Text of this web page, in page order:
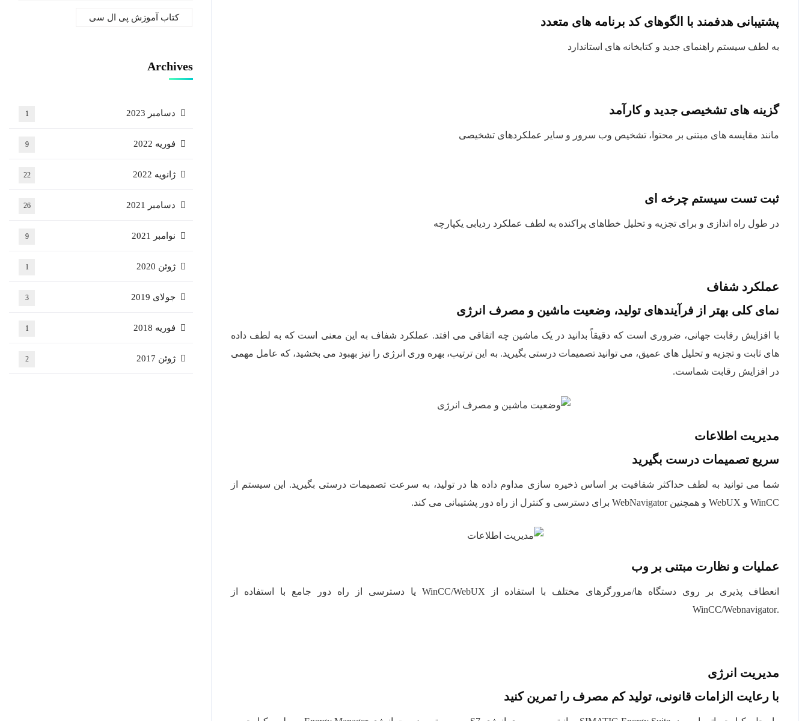
پشتیبانی هدفمند با الگوهای کد برنامه های متعدد
به لطف سیستم راهنمای جدید و کتابخانه های استاندارد
گزینه های تشخیصی جدید و کارآمد
مانند مقایسه های مبتنی بر محتوا، تشخیص وب سرور و سایر عملکردهای تشخیصی
ثبت تست سیستم چرخه ای
در طول راه اندازی و برای تجزیه و تحلیل خطاهای پراکنده به لطف عملکرد ردیابی یکپارچه
عملکرد شفاف
نمای کلی بهتر از فرآیندهای تولید، وضعیت ماشین و مصرف انرژی
با افزایش رقابت جهانی، ضروری است که دقیقاً بدانید در یک ماشین چه اتفاقی می افتد. عملکرد شفاف به این معنی است که به لطف داده
های ثابت و تجزیه و تحلیل های عمیق، می توانید تصمیمات درستی بگیرید. به این ترتیب، بهره وری انرژی را نیز بهبود می بخشید، که عامل مهمی
در افزایش رقابت شماست.
مدیریت اطلاعات
سریع تصمیمات درست بگیرید
شما می توانید به لطف حداکثر شفافیت بر اساس ذخیره سازی مداوم داده ها در تولید، به سرعت تصمیمات درستی بگیرید. این سیستم از
WinCC و WebUX و همچنین WebNavigator برای دسترسی و کنترل از راه دور پشتیبانی می کند.
عملیات و نظارت مبتنی بر وب
انعطاف پذیری بر روی دستگاه ها/مرورگرهای مختلف با استفاده از WinCC/WebUX یا دسترسی از راه دور جامع با استفاده از
.WinCC/Webnavigator
مدیریت انرژی
با رعایت الزامات قانونی، تولید کم مصرف را تمرین کنید
کتاب آموزش پی ال سی
Archives
دسامبر 2023 1
فوریه 2022 9
ژانویه 2022 22
دسامبر 2021 26
نوامبر 2021 9
ژوئن 2020 1
جولای 2019 3
فوریه 2018 1
ژوئن 2017 2